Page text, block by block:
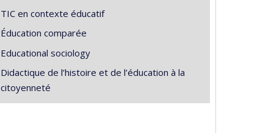
TIC en contexte éducatif
Éducation comparée
Educational sociology
Didactique de l’histoire et de l’éducation à la
citoyenneté